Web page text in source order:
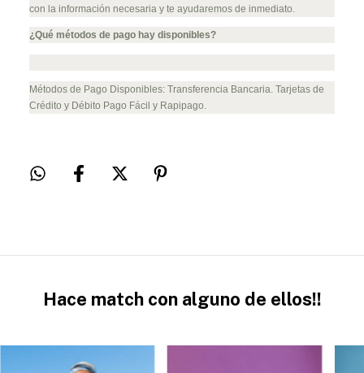
con la información necesaria y te ayudaremos de inmediato.
¿Qué métodos de pago hay disponibles?
Métodos de Pago Disponibles: Transferencia Bancaria. Tarjetas de
Crédito y Débito Pago Fácil y Rapipago.
Hace match con alguno de ellos!!